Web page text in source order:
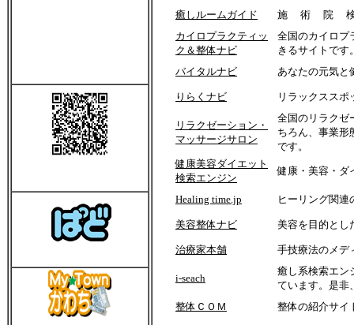
癒しルームガイド
施 術 院 検
カイロプラクティッ
ク＆整体ナビ
全国のカイロプ
きるサイトです
バイタルナビ
あなたの元気と
りらくナビ リラックススポ
リラクゼーション・
マッサージサロン
全国のリラクゼ
ちろん、事業形
です。
健康美容ダイエット
検索エンジン
健康・美容・ダ
Healing time.jp ヒーリング関連
美容整体ナビ 美容を目的とし
治療家本舗 手技療法のメデ
i-seach
癒し系検索エン
ています。是非
整体ＣＯＭ
整体の紹介サイ